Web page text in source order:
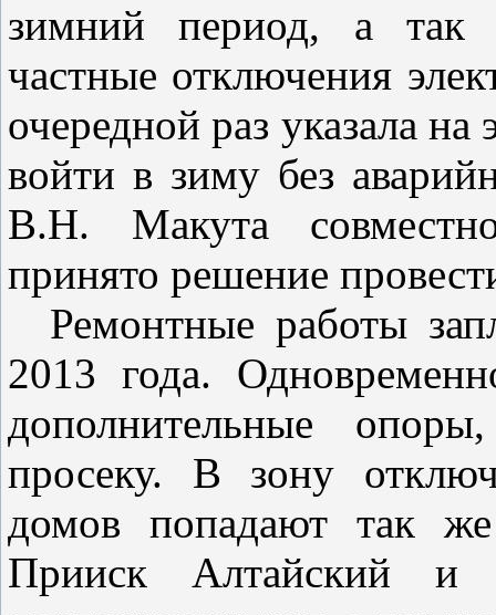
зимний период, а так
частные отключения
очередной раз указала
войти в зиму без
В.Н. Макута
принято решение
Ремонтные работы
2013 года.
дополнительные
просеку. В зону
домов попадают так
Прииск Алтайский и